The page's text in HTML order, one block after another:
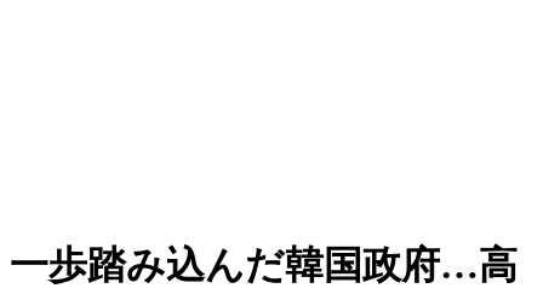
一歩踏み込んだ韓国政府…高